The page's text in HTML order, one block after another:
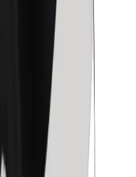
чи їжу!
Bolt Food